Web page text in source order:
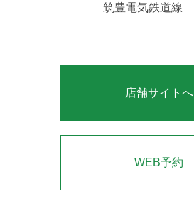
筑豊電気鉄道線
店舗サイトへ
WEB予約